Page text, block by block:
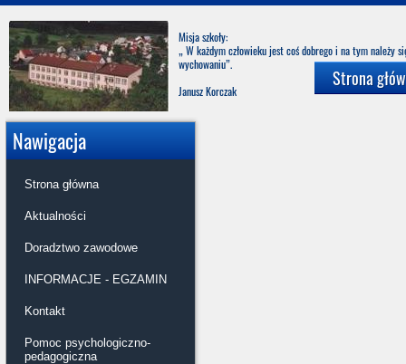
Misja szkoły:
„ W każdym człowieku jest coś dobrego i na tym należy
Janusz Korczak
Strona
Nawigacja
Strona główna
Aktualności
Doradztwo zawodowe
INFORMACJE - EGZAMIN
Kontakt
Pomoc psychologiczno-
pedagogiczna